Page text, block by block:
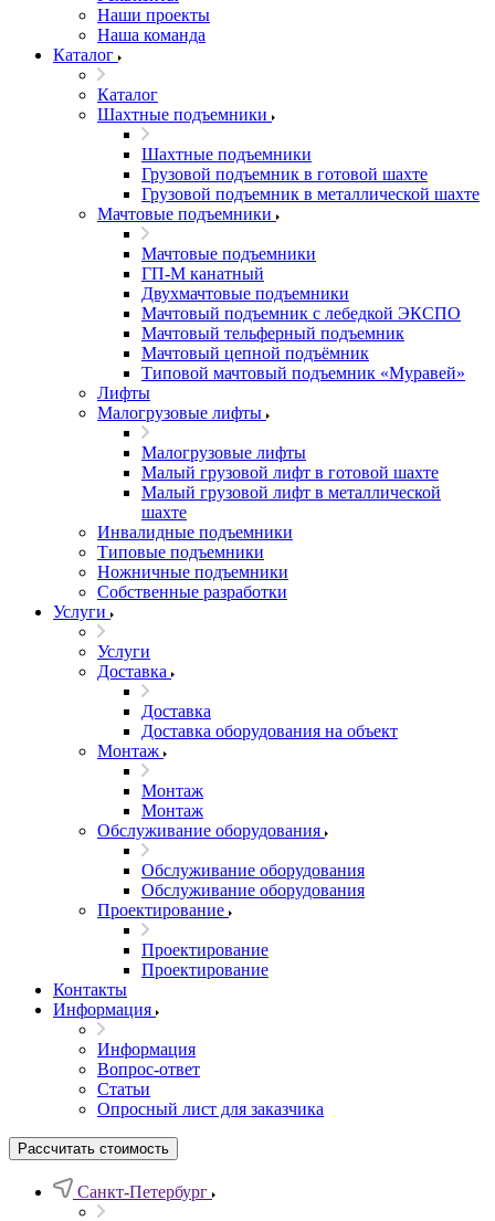
Наши проекты
Наша команда
Каталог
Каталог
Шахтные подъемники
Шахтные подъемники
Грузовой подъемник в готовой шахте
Грузовой подъемник в металлической шахте
Мачтовые подъемники
Мачтовые подъемники
ГП-М канатный
Двухмачтовые подъемники
Мачтовый подъемник с лебедкой ЭКСПО
Мачтовый тельферный подъемник
Мачтовый цепной подъёмник
Типовой мачтовый подъемник «Муравей»
Лифты
Малогрузовые лифты
Малогрузовые лифты
Малый грузовой лифт в готовой шахте
Малый грузовой лифт в металлической
шахте
Инвалидные подъемники
Типовые подъемники
Ножничные подъемники
Собственные разработки
Услуги
Услуги
Доставка
Доставка
Доставка оборудования на объект
Монтаж
Монтаж
Монтаж
Обслуживание оборудования
Обслуживание оборудования
Обслуживание оборудования
Проектирование
Проектирование
Проектирование
Контакты
Информация
Информация
Вопрос-ответ
Статьи
Опросный лист для заказчика
Рассчитать стоимость
Санкт-Петербург